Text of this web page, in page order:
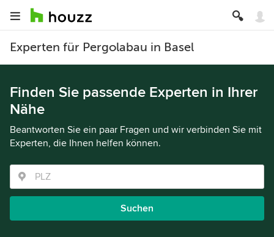
Experten für Pergolabau in Basel
Finden Sie passende Experten in Ihrer
Nähe
Beantworten Sie ein paar Fragen und wir verbinden Sie mit
Experten, die Ihnen helfen können.
Suchen